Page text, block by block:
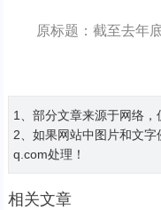
原标题：截至去年
1、部分文章来源于网络，
2、如果网站中图片和文
q.com处理！
相关文章